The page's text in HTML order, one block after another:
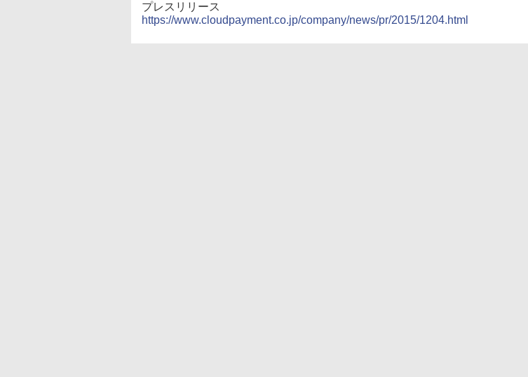
プレスリリース
https://www.cloudpayment.co.jp/company/news/pr/2015/1204.html